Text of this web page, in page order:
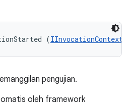
(IInvocationContext
pengujian.
oleh framework